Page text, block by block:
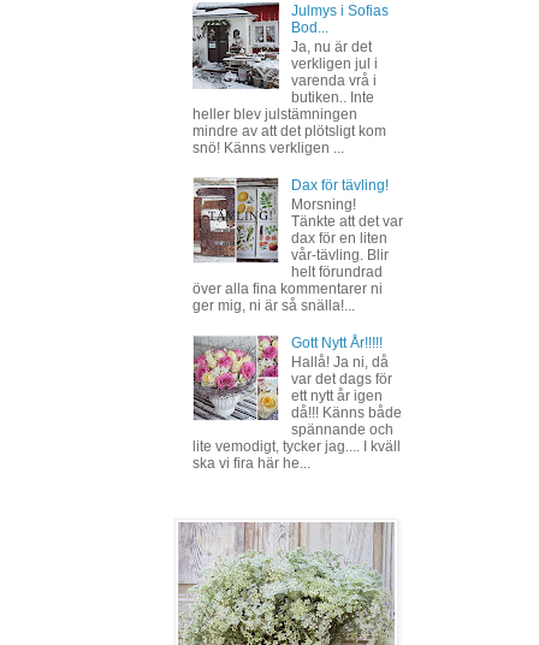
Julmys i Sofias
Bod...
Ja, nu är det
verkligen jul i
varenda vrå i
butiken.. Inte
heller blev julstämningen
mindre av att det plötsligt kom
snö! Känns verkligen ...
Dax för tävling!
Morsning!
Tänkte att det var
dax för en liten
vår-tävling. Blir
helt förundrad
över alla fina kommentarer ni
ger mig, ni är så snälla!...
Gott Nytt År!!!!!
Hallå! Ja ni, då
var det dags för
ett nytt år igen
då!!! Känns både
spännande och
lite vemodigt, tycker jag.... I kväll
ska vi fira här he...